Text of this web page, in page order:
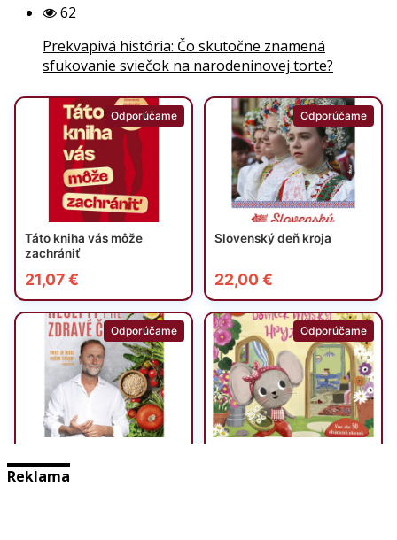
62
Prekvapivá história: Čo skutočne znamená
sfukovanie sviečok na narodeninovej torte?
Reklama